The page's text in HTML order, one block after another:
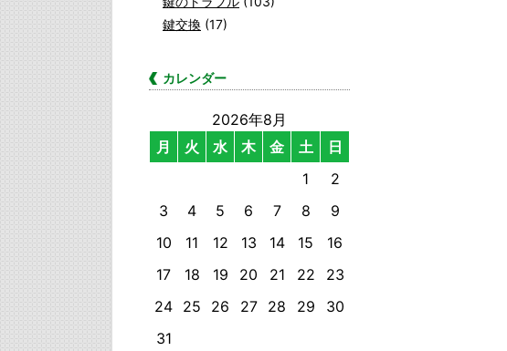
鍵交換 (17)
カレンダー
2026年8月
月
火 水 木 金 土
日
1
2
3
4 5 6 7 8
9
10
11 12 13 14 15
16
17
18 19 20 21 22
23
24 25 26 27 28 29
30
31